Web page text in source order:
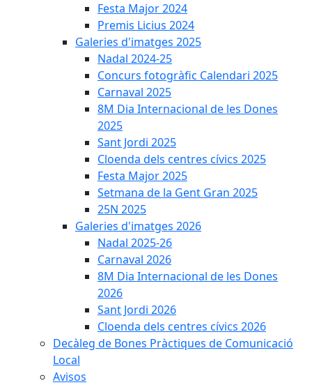
Festa Major 2024
Premis Licius 2024
Galeries d'imatges 2025
Nadal 2024-25
Concurs fotogràfic Calendari 2025
Carnaval 2025
8M Dia Internacional de les Dones
2025
Sant Jordi 2025
Cloenda dels centres cívics 2025
Festa Major 2025
Setmana de la Gent Gran 2025
25N 2025
Galeries d'imatges 2026
Nadal 2025-26
Carnaval 2026
8M Dia Internacional de les Dones
2026
Sant Jordi 2026
Cloenda dels centres cívics 2026
Decàleg de Bones Pràctiques de Comunicació
Local
Avisos